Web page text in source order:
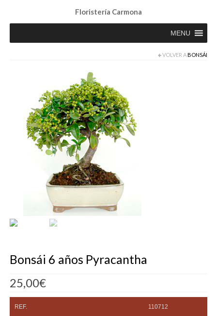
Floristería Carmona
MENU
VOLVER ABONSÁI
Bonsái 6 años Pyracantha
25,00€
REF. 110712